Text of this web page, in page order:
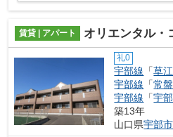
賃貸 | アパート オリエンタル・
礼0
宇部線 「草江
宇部線 「常盤
宇部線 「宇
築13年
山口県宇部市